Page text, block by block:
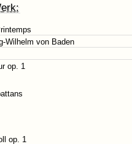
Wilhelm von Baden
op. 1
op. 1